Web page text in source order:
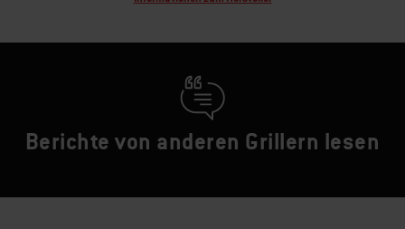
Berichte von anderen Grillern lesen